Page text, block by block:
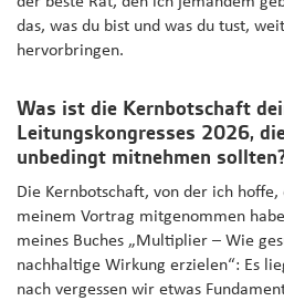
das, was du bist und was du tust,
hervorbringen.
Was ist die Kernbotschaft
Leitungskongresses 2026,
unbedingt mitnehmen
Die Kernbotschaft, von der ich hoffe,
meinem Vortrag mitgenommen
meines Buches „Multiplier – Wie
nachhaltige Wirkung erzielen“: Es
nach vergessen wir etwas